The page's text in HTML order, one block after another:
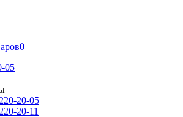
0
05
20-05
20-11